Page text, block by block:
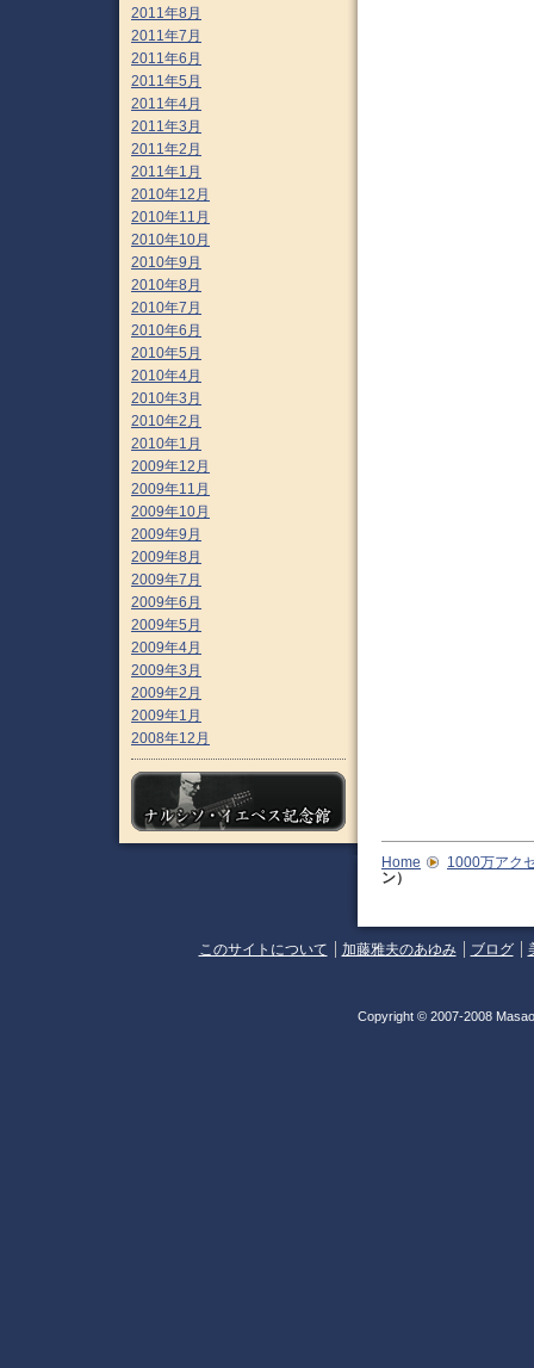
2011年8月
2011年7月
2011年6月
2011年5月
2011年4月
2011年3月
2011年2月
2011年1月
2010年12月
2010年11月
2010年10月
2010年9月
2010年8月
2010年7月
2010年6月
2010年5月
2010年4月
2010年3月
2010年2月
2010年1月
2009年12月
2009年11月
2009年10月
2009年9月
2009年8月
2009年7月
2009年6月
2009年5月
2009年4月
2009年3月
2009年2月
2009年1月
2008年12月
Home
1000万アク
ン）
このサイトについて 加藤雅夫のあゆみ ブログ
Copyright © 2007-2008